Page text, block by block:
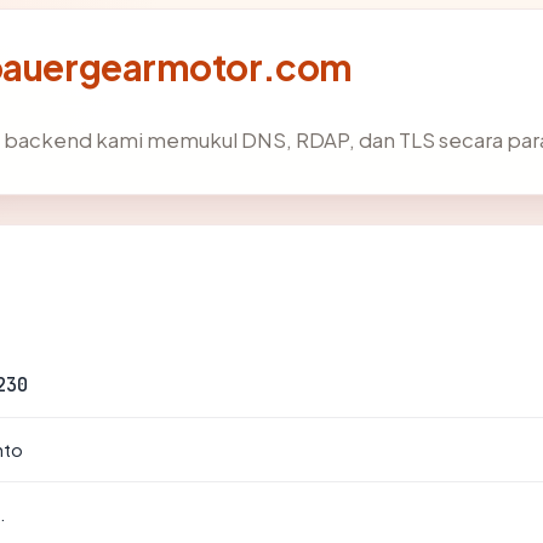
backend kami memukul DNS, RDAP, dan TLS secara